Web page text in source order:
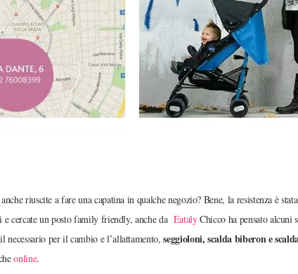
riuscite a fare una capatina in qualche negozio? Bene, la resistenza è
e cercate un posto family friendly, anche da EatalyChicco ha pensato alcuni
necessario per il cambio e l’allattamento,seggioloni, scalda biberon e
online.